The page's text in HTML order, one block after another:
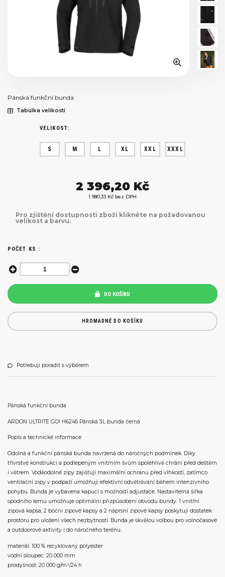
Pánská funkční bunda
Tabulka velikostí
VELIKOST:
S M L XL XXL XXXL
2 396,20 Kč
1 980,33 Kč bez DPH
Pro zjištění dostupnosti zboží klikněte na požadovanou
velikost a barvu.
POČET KS :
DO KOŠÍKU
HROMADNĚ DO KOŠÍKU
Potřebuji poradit s výběrem
Pánská funkční bunda
ARDON ULTRITE GO! H6246 Pánská 3L bunda černá
Popis a technické informace
Odolná a funkční pánská bunda navržená do náročných podmínek. Díky
třívrstvé konstrukci a podlepeným vnitřním švům spolehlivě chrání před deštěm
i větrem. Voděodolné zipy zajišťují maximální ochranu před vlhkostí, zatímco
ventilační zipy v podpaží umožňují efektivní odvětrávání během intenzivního
pohybu. Bunda je vybavena kapucí s možností adjustace. Nastavitelná šířka
spodního lemu umožňuje optimální přizpůsobení obvodu bundy. 1 vnitřní
zipová kapsa, 2 boční zipové kapsy a 2 náprsní zipové kapsy poskytují dostatek
prostoru pro uložení všech nezbytností. Bunda je skvělou volbou pro volnočasové
a outdoorové aktivity i do náročného terénu.
materiál: 100 % recyklovaný polyester
vodní sloupec: 20 000 mm
prodyšnost: 20 000 g/m²/24 h